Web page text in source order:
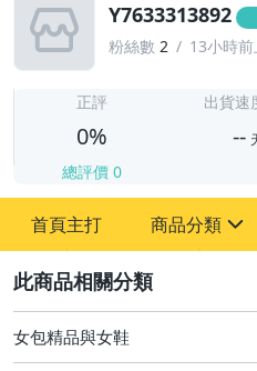
Y7633313892
粉絲數 2 13小時
正評
0%
總評價 0
出貨速
--
首頁主打 商品分類
圖書/影音/文具
女包精品與女鞋